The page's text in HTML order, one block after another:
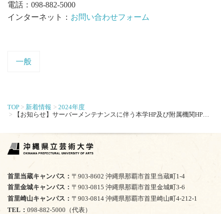
電話：098-882-5000
インターネット： お問い合わせフォーム
一般
TOP 新着情報
2024年度
【お知らせ】サーバーメンテナンスに伴う本学HP及び附属機関HPの一時停止について
TEL 098-882-5000（代表）
首里当蔵キャンパス
〒903-8602 沖縄県那覇市首里当蔵町1-4
首里金城キャンパス
〒903-0815 沖縄県那覇市首里金城町3-6
首里崎山キャンパス
〒903-0814 沖縄県那覇市首里崎山町4-212-1